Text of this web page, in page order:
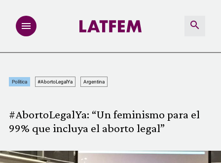
MULTIMEDIA
Política #AbortoLegalYa Argentina
#AbortoLegalYa: “Un feminismo para el
99% que incluya el aborto legal”